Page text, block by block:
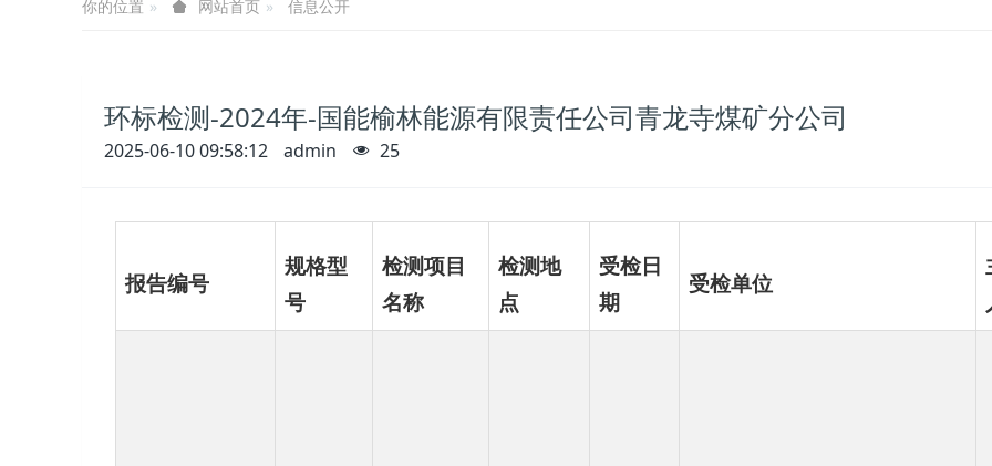
你的位置 网站首页 信息公开
环标检测-2024年-国能榆林能源有限责任公司青龙寺煤矿分公司
2025-06-10 09:58:12 admin 25
报告编号
规格型
号
检测项目
名称
检测地
点
受检日
期
受检单位